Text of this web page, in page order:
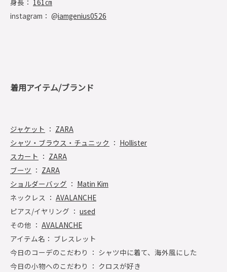
instagram： @iamgenius0526
着用アイテム/ブランド
ジャケット ： ZARA
シャツ・ブラウス・チュニック ： Hollister
スカート ： ZARA
ブーツ ： ZARA
ショルダーバッグ ： Matin Kim
ネックレス ： AVALANCHE
ピアス/イヤリング ： used
その他 ： AVALANCHE
アイテム名： ブレスレット
今日のコーデのこだわり ： シャツ中に着て、海外風にした
今日の小物へのこだわり ： クロスが好き